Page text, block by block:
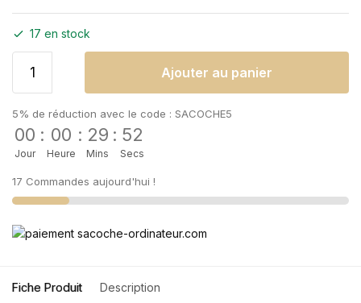
17 en stock
Ajouter au panier
5% de réduction avec le code : SACOCHE5
00
Jour
: 00
Heure
: 29
Mins
: 52
Secs
17 Commandes aujourd'hui !
Fiche Produit Description